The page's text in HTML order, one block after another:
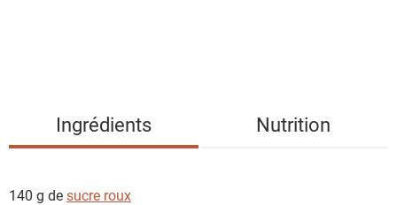
Ingrédients Nutrition
140 g desucre roux